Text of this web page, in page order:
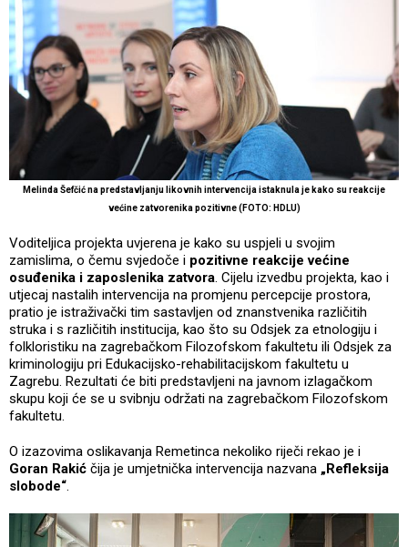
Melinda Šefčić na predstavljanju likovnih intervencija istaknula je kako su reakcije
većine zatvorenika pozitivne (FOTO: HDLU)
Voditeljica projekta uvjerena je kako su uspjeli u svojim
zamislima, o čemu svjedoče i pozitivne reakcije većine
osuđenika i zaposlenika zatvora. Cijelu izvedbu projekta, kao i
utjecaj nastalih intervencija na promjenu percepcije prostora,
pratio je istraživački tim sastavljen od znanstvenika različitih
struka i s različitih institucija, kao što su Odsjek za etnologiju i
folkloristiku na zagrebačkom Filozofskom fakultetu ili Odsjek za
kriminologiju pri Edukacijsko-rehabilitacijskom fakultetu u
Zagrebu. Rezultati će biti predstavljeni na javnom izlagačkom
skupu koji će se u svibnju održati na zagrebačkom Filozofskom
fakultetu.
O izazovima oslikavanja Remetinca nekoliko riječi rekao je i
Goran Rakić čija je umjetnička intervencija nazvana „Refleksija
slobode“.